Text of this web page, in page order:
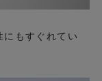
にもすぐれてい